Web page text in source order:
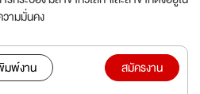
พ์งาน
สมัครงาน